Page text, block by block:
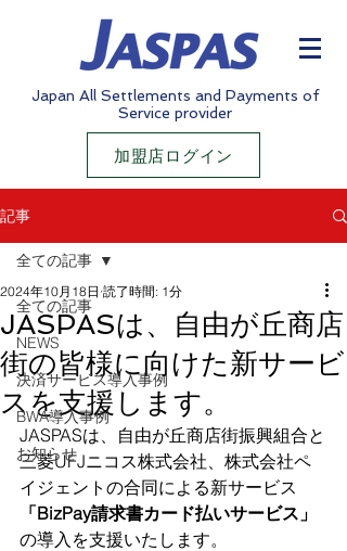
Japan All Settlements and Payments of
Service provider
加盟店ログイン
記事
全ての記事
NEWS
決済サービス導入事例
BWA導入事例
お知らせ
全ての記事
JASPASは、自由が丘商店
街の皆様に向けた新サービ
スを支援します。
2024年10月18日 読了時間: 1分
JASPASは、自由が丘商店街振興組合と
三菱UFJニコス株式会社、株式会社ペ
イジェントの合同による新サービス
「BizPay請求書カード払いサービス」
の導入を支援いたします。